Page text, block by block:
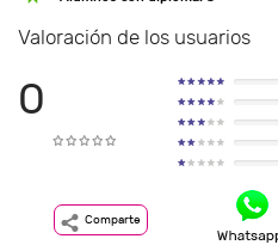
Valoración de los usuarios
0
Comparte